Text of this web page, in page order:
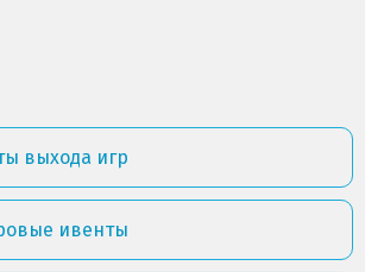
выхода игр
ивенты